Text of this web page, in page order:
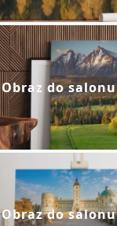
Obraz do salonu
Obraz do salonu